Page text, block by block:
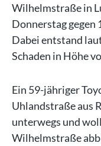
Wilhelmstraße in
Donnerstag gegen
Dabei entstand
Schaden in Höhe
Ein 59-jähriger
Uhlandstraße aus
unterwegs und
Wilhelmstraße